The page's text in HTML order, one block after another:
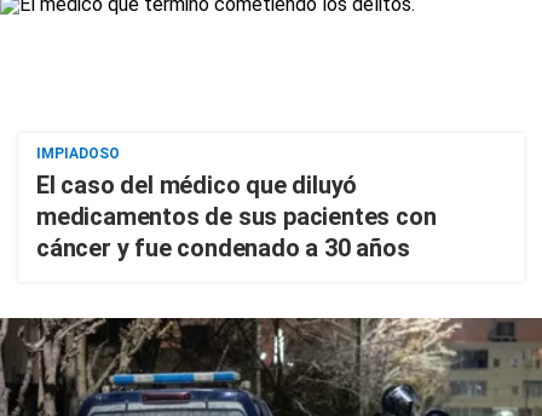
IMPIADOSO
El caso del médico que diluyó
medicamentos de sus pacientes con
cáncer y fue condenado a 30 años